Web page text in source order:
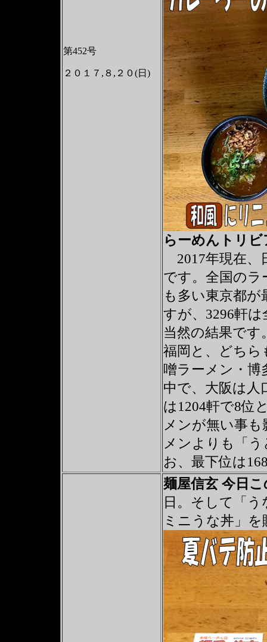
第452号
２０１７,８,２０(日)
らーめんトリ
2017年現在
です。全国のラ
も多い東京都が
すが、3296軒
当然の結果です
福岡と、どちら
噌ラーメン・
中で、大阪は人
は1204軒で8位
メンが無い事
メンよりも「
お、最下位は
麺屋信玄 今日
日。そして「
ミニうな丼」